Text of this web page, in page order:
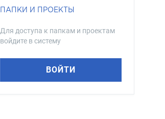
ПАПКИ И ПРОЕКТЫ
Для доступа к папкам и проектам
войдите в систему
ВОЙТИ